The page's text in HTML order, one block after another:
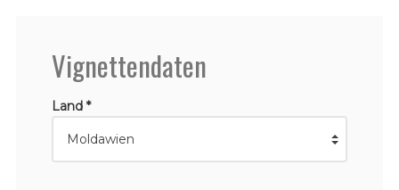
Vignettendaten
Land *